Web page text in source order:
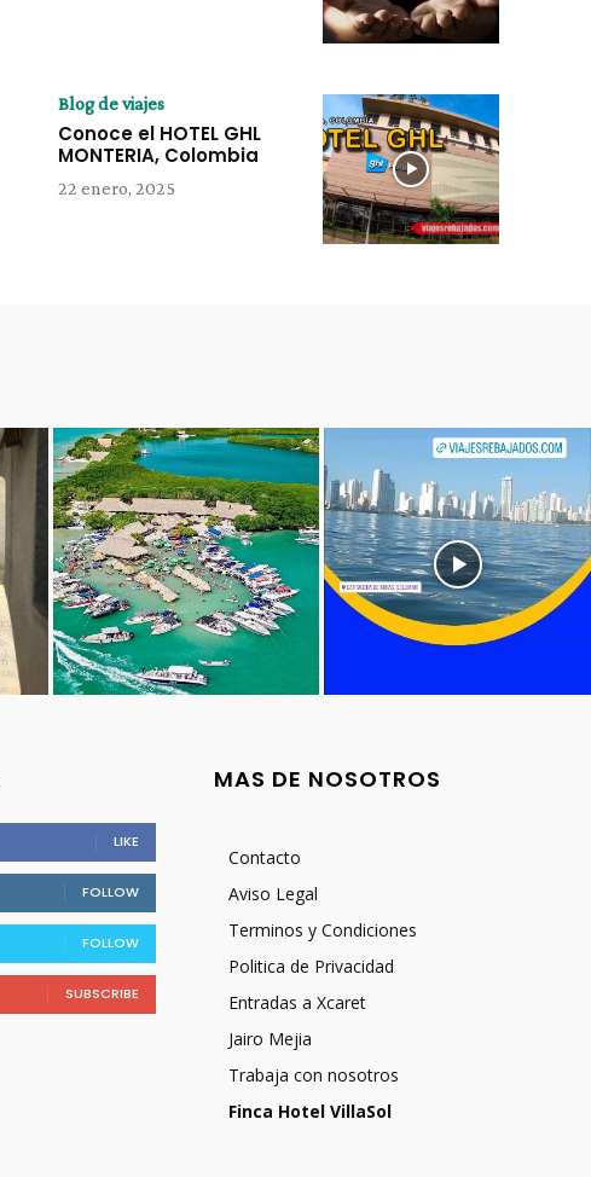
Blog de viajes
Conoce el HOTEL GHL
MONTERIA, Colombia
22 enero, 2025
LIKE
FOLLOW
FOLLOW
SUBSCRIBE
MAS DE NOSOTROS
Contacto
Aviso Legal
Terminos y Condiciones
Politica de Privacidad
Entradas a Xcaret
Jairo Mejia
Trabaja con nosotros
Finca Hotel VillaSol